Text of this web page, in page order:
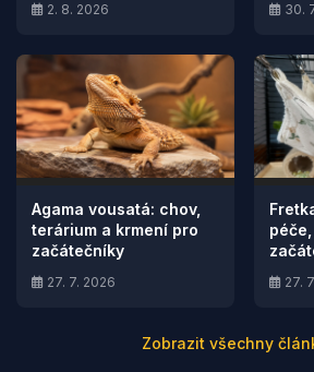
2. 8. 2026 30.
Agama vousatá: chov,
terárium a krmení pro
začátečníky
27. 7. 2026 27.
Zobrazit všechny